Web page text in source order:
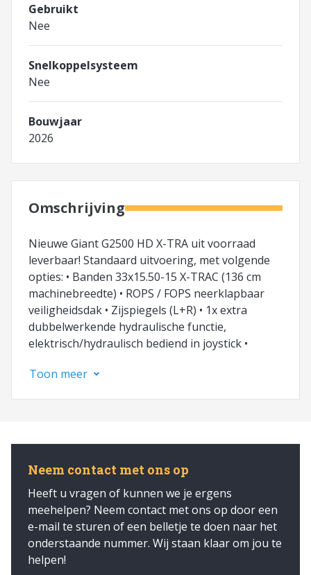
Gebruikt
Nee
Snelkoppelsysteem
Nee
Bouwjaar
2026
Omschrijving
Nieuwe Giant G2500 HD X-TRA uit voorraad
leverbaar! Standaard uitvoering, met volgende
opties: • Banden 33x15.50-15 X-TRAC (136 cm
machinebreedte) • ROPS / FOPS neerklapbaar
veiligheidsdak • Zijspiegels (L+R) • 1x extra
dubbelwerkende hydraulische functie,
elektrisch/hydraulisch bediend in joystick •
Lekolieaansluiting • Wegspecificatie NL •
(halogeen) voor aan veiligheidsdak • 1x Extra
type aanbouwdeel leverbaar. Op zoek naar een
ander model? Wij zijn officieel Giant dealer!
Neem contact met ons op!
Toon meer
Neem contact met ons op
Heeft u vragen of kunnen we je ergens
meehelpen? Neem contact met ons op door een
e-mail te sturen of een belletje te doen naar het
onderstaande nummer. Wij staan klaar om jou te
helpen!